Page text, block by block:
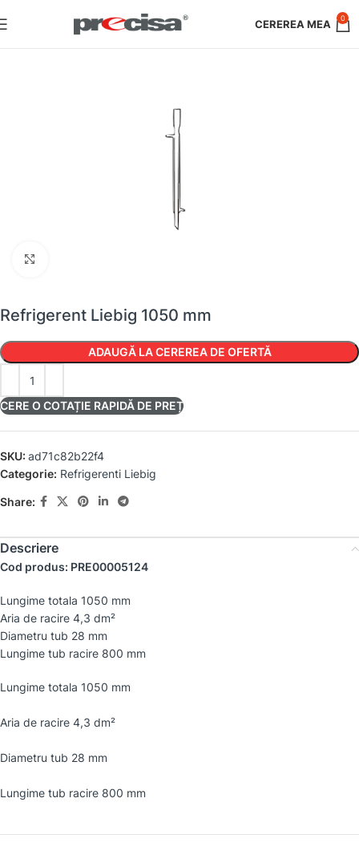
0
Refrigerent Liebig 1050 mm
ADAUGĂ LA CEREREA DE OFERTĂ
CERE O COTAȚIE RAPIDĂ DE PREȚ
SKU: ad71c82b22f4
Categorie: Refrigerenti Liebig
Share:
Descriere
Cod produs: PRE00005124
Lungime totala 1050 mm
Aria de racire 4,3 dm²
Diametru tub 28 mm
Lungime tub racire 800 mm
Lungime totala 1050 mm
Aria de racire 4,3 dm²
Diametru tub 28 mm
Lungime tub racire 800 mm